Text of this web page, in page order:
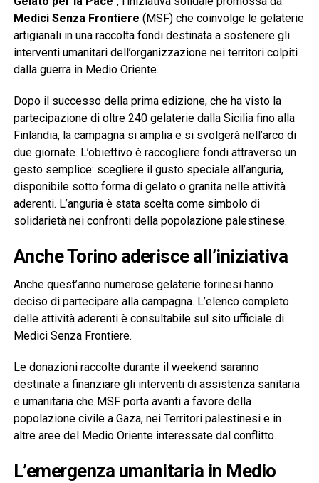
Medici Senza Frontiere (MSF) che coinvolge le gelaterie
artigianali in una raccolta fondi destinata a sostenere gli
interventi umanitari dell’organizzazione nei territori colpiti
dalla guerra in Medio Oriente.
Dopo il successo della prima edizione, che ha visto la
partecipazione di oltre 240 gelaterie dalla Sicilia fino alla
Finlandia, la campagna si amplia e si svolgerà nell’arco di
due giornate. L’obiettivo è raccogliere fondi attraverso un
gesto semplice: scegliere il gusto speciale all’anguria,
disponibile sotto forma di gelato o granita nelle attività
aderenti. L’anguria è stata scelta come simbolo di
solidarietà nei confronti della popolazione palestinese.
Anche Torino aderisce all’iniziativa
Anche quest’anno numerose gelaterie torinesi hanno
deciso di partecipare alla campagna. L’elenco completo
delle attività aderenti è consultabile sul sito ufficiale di
Medici Senza Frontiere.
Le donazioni raccolte durante il weekend saranno
destinate a finanziare gli interventi di assistenza sanitaria
e umanitaria che MSF porta avanti a favore della
popolazione civile a Gaza, nei Territori palestinesi e in
altre aree del Medio Oriente interessate dal conflitto.
L’emergenza umanitaria in Medio